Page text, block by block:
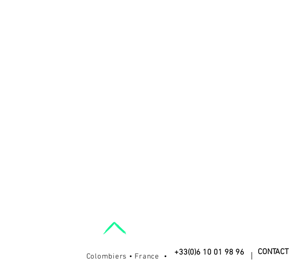
Colombiers • France • +33(0)6 10 01 98 96 CONTACT